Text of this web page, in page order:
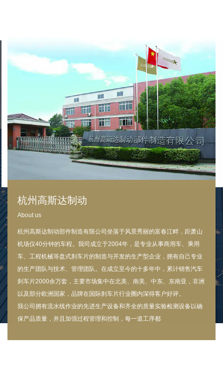
杭州高斯达制动
About us
杭州高斯达制动部件制造有限公司坐落于风景秀丽的富春江畔，距萧山
机场仅40分钟的车程。我司成立于2004年，是专业从事商用车、乘用
车、工程机械等盘式刹车片的制造与开发的生产型企业，拥有自己专业
的生产团队与技术、管理团队。在成立至今的十多年中，累计销售汽车
刹车片2000余万套，主要市场集中在北美、南美、中东、东南亚，非洲
以及部分欧洲国家，品牌在国际刹车片行业圈内深得客户好评。
我公司拥有流水线作业的先进生产设备和齐全的质量实验检测设备以确
保产品质量，并且加强过程管理和控制，每一道工序都